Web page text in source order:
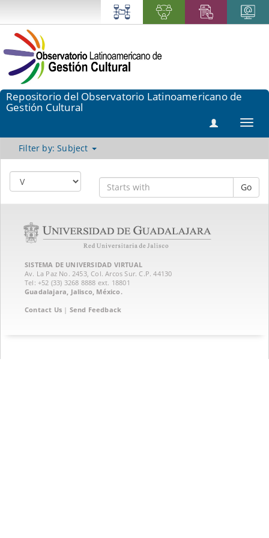
Repositorio del Observatorio Latinoamericano de
Gestión Cultural
Filter by: Subject
Go
SISTEMA DE UNIVERSIDAD VIRTUAL
Av. La Paz No. 2453, Col. Arcos Sur. C.P. 44130
Tel: +52 (33) 3268 8888‏ ext. 18801
Guadalajara, Jalisco, México.
Contact Us | Send Feedback